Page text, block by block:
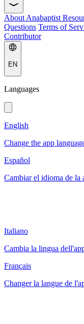
About Anabaptist
Questions Terms of
Contributor
EN
Languages
English
Change the app
Español
Cambiar el idioma de la
Italiano
Cambia la lingua
Français
Changer la langue de